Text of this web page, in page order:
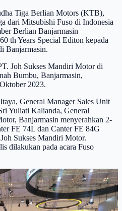
Tiga Berlian Motors (KTB),
dari Mitsubishi Fuso di Indonesia
Berlian Banjarmasin
th Years Special Editon kepada
Banjarmasin.
Joh Sukses Mandiri Motor di
Bumbu, Banjarmasin,
2023.
General Manager Sales Unit
Yuliati Kalianda, General
Banjarmasin menyerahkan 2-
FE 74L dan Canter FE 84G
Sukses Mandiri Motor.
dilakukan pada acara Fuso